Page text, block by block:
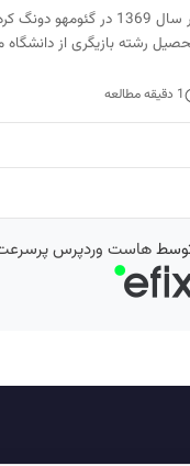
لیم جی یئون 2 تیر سال 1369 در
رشته بازیگری از دانشگاه
1 دقیقه مطالعه
توسطهاست وردپرس